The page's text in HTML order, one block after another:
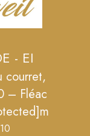
- EI
courret,
– Fléac
m